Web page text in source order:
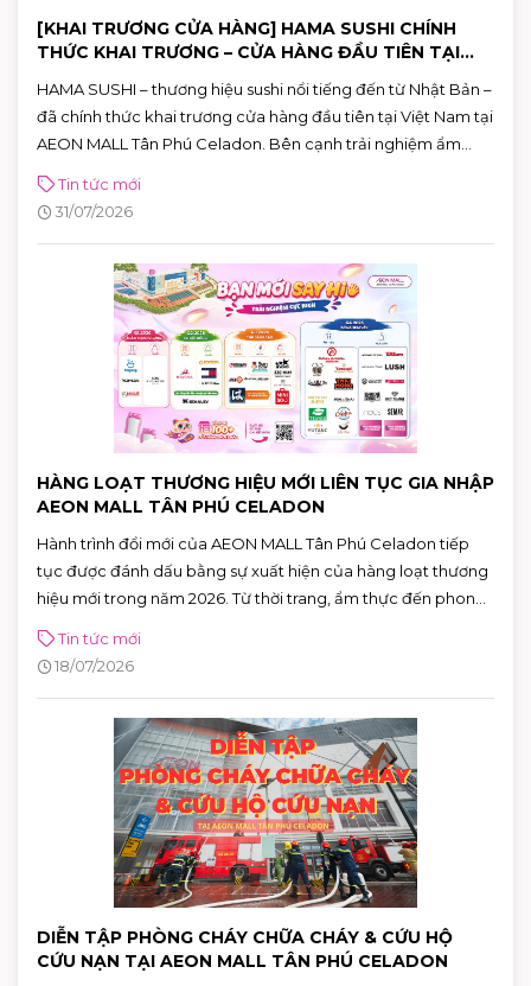
[KHAI TRƯƠNG CỬA HÀNG] HAMA SUSHI CHÍNH
THỨC KHAI TRƯƠNG – CỬA HÀNG ĐẦU TIÊN TẠI
HAMA SUSHI – thương hiệu sushi nổi tiếng đến từ Nhật Bản –
đã chính thức khai trương cửa hàng đầu tiên tại Việt Nam tại
AEON MALL Tân Phú Celadon. Bên cạnh trải nghiệm ẩm
hoạt động đặc biệt và nhận nhiều phần quà hấp dẫn đến hết
ngày 02/08.
Tin tức mới
31/07/2026
HÀNG LOẠT THƯƠNG HIỆU MỚI LIÊN TỤC GIA NHẬP
AEON MALL TÂN PHÚ CELADON
Hành trình đổi mới của AEON MALL Tân Phú Celadon tiếp
tục được đánh dấu bằng sự xuất hiện của hàng loạt thương
hiệu mới trong năm 2026. Từ thời trang, ẩm thực đến phong
mang đến những trải nghiệm mua sắm và giải trí ngày càng
đa dạng cho khách hàng.
Tin tức mới
18/07/2026
DIỄN TẬP PHÒNG CHÁY CHỮA CHÁY & CỨU HỘ
CỨU NẠN TẠI AEON MALL TÂN PHÚ CELADON